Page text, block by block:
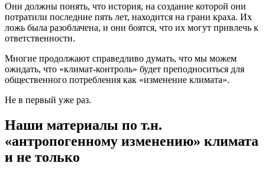
Они должны понять, что история, на создание которой они
потратили последние пять лет, находится на грани краха. Их
ложь была разоблачена, и они боятся, что их могут привлечь к
ответственности.
Многие продолжают справедливо думать, что мы можем
ожидать, что «климат-контроль» будет преподноситься для
общественного потребления как «изменение климата».
Не в первый уже раз.
Наши материалы по т.н.
«антропогенному изменению» климата
и не только